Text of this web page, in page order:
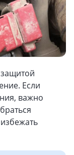
защитой
Если
важно